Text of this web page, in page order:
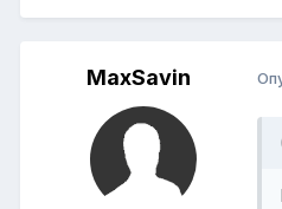
MaxSavin